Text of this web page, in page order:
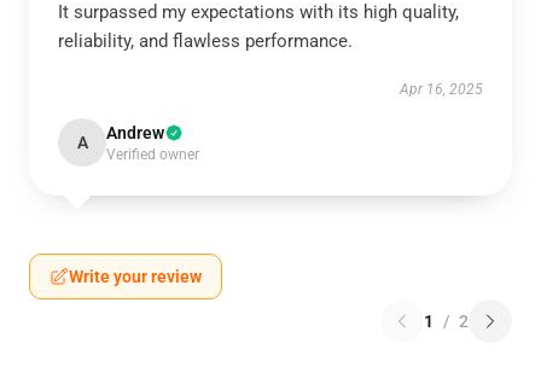
It surpassed my expectations with its high quality,
reliability, and flawless performance.
Apr 16, 2025
A Andrew
Verified owner
Write your review
1 / 2